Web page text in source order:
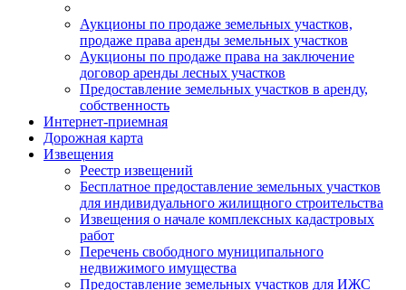
Аукционы по продаже земельных участков,
продаже права аренды земельных участков
Аукционы по продаже права на заключение
договор аренды лесных участков
Предоставление земельных участков в аренду,
собственность
Интернет-приемная
Дорожная карта
Извещения
Реестр извещений
Бесплатное предоставление земельных участков
для индивидуального жилищного строительства
Извещения о начале комплексных кадастровых
работ
Перечень свободного муниципального
недвижимого имущества
Предоставление земельных участков для ИЖС